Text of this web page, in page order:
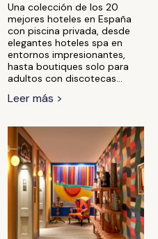
Una colección de los 20
mejores hoteles en España
con piscina privada, desde
elegantes hoteles spa en
entornos impresionantes,
hasta boutiques solo para
adultos con discotecas...
Leer más >